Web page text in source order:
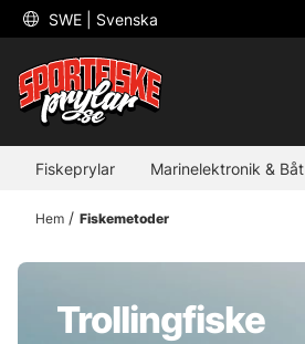
SWE | Svenska
Fiskeprylar Marinelektronik & Båt
Hem Fiskemetoder
Trollingfiske